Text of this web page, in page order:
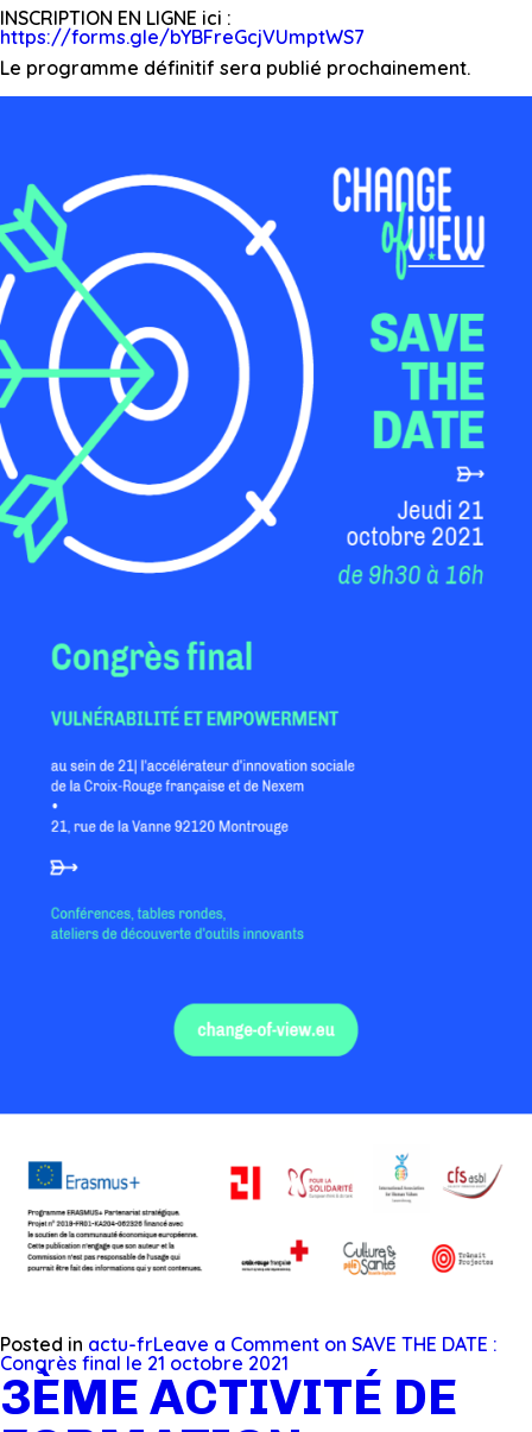
INSCRIPTION EN LIGNE ici :
https://forms.gle/bYBFreGcjVUmptWS7
Le programme définitif sera publié prochainement.
Posted in actu-frLeave a Comment on SAVE THE DATE :
Congrès final le 21 octobre 2021
3ÈME ACTIVITÉ DE